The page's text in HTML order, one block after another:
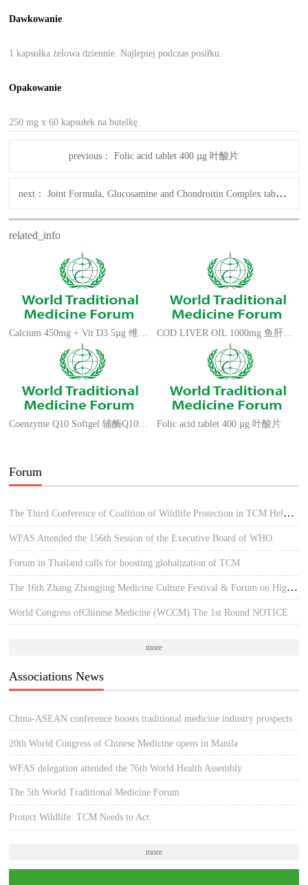
Dawkowanie:
1 kapsułka żelowa dziennie. Najlepiej podczas posiłku.
Opakowanie:
250 mg x 60 kapsułek na butelkę.
previous： Folic acid tablet 400 µg 叶酸片
next： Joint Formula, Glucosamine and Chondroitin Complex tablet 强骨关节片
related_info
Calcium 450mg + Vit D3 5µg 维生素D3高钙片 COD LIVER OIL 1000mg 鱼肝油软胶囊
Coenzyme Q10 Softgel 辅酶Q10软胶囊 Folic acid tablet 400 µg 叶酸片
Forum
The Third Conference of Coalition of Wildlife Protection in TCM Held in Hue, Vietnam
WFAS Attended the 156th Session of the Executive Board of WHO
Forum in Thailand calls for boosting globalization of TCM
The 16th Zhang Zhongjing Medicine Culture Festival & Forum on High-quality Development of TCM
World Congress ofChinese Medicine (WCCM) The 1st Round NOTICE
more
Associations News
China-ASEAN conference boosts traditional medicine industry prospects
20th World Congress of Chinese Medicine opens in Manila
WFAS delegation attended the 76th World Health Assembly
The 5th World Traditional Medicine Forum
Protect Wildlife: TCM Needs to Act
more